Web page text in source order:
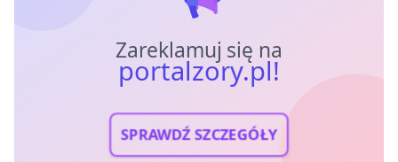
Zareklamuj się na
portalzory.pl!
SPRAWDŹ SZCZEGÓŁY